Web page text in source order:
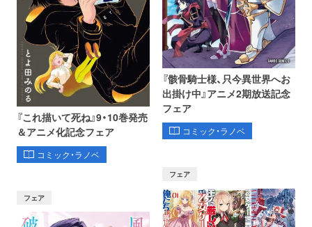
『これ描いて死ね』9・10巻発売
＆アニメ化記念フェア
コミック・ラノベ
『骸骨騎士様、只今異世界へお
出掛け中』アニメ2期放送記念
フェア
コミック・ラノベ
フェア
フェア